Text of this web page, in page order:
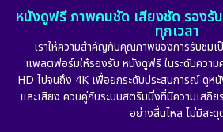
หนังดูฟรี ภาพคมชัด เสียงชัด รอง
ทุกเวลา
เราให้ความสำคัญกับคุณภาพของการรับชม
แพลตฟอร์มให้รองรับ หนังดูฟรี ในระดับควา
HD ไปจนถึง 4K เพื่อยกระดับประสบการณ์ ดูห
และเสียง ควบคู่กับระบบสตรีมมิ่งที่มีความเสถีย
อย่างลื่นไหล ไม่มีสะดุ